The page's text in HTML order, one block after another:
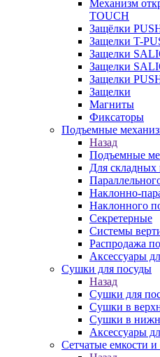
Механизм
TOUCH
Защёлки
Защелки T-
Защелки
Защелки
Защелки
Защелки
Магниты
Фиксаторы
Подъемные
Назад
Подъемные
Для складных
Наклонно-
Наклонного
Секретерные
Системы
Распродажа
Аксессуары
Сушки для посуды
Назад
Сушки для
Сушки в
Сушки в
Аксессуары
Сетчатые емкости